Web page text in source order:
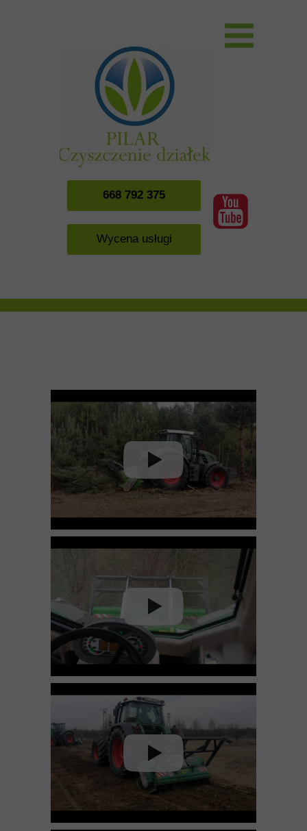
Wycena usługi
668 792 375